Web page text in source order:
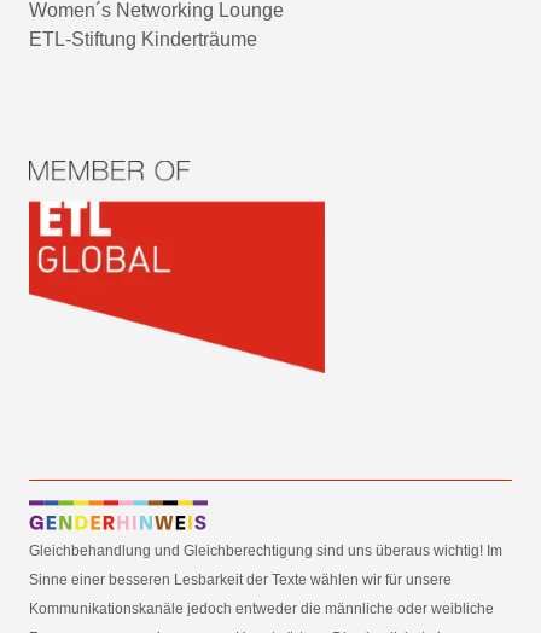
Women´s Networking Lounge
ETL-Stiftung Kinderträume
Gleichbehandlung und Gleichberechtigung sind uns überaus wichtig! Im
Sinne einer besseren Lesbarkeit der Texte wählen wir für unsere
Kommunikationskanäle jedoch entweder die männliche oder weibliche